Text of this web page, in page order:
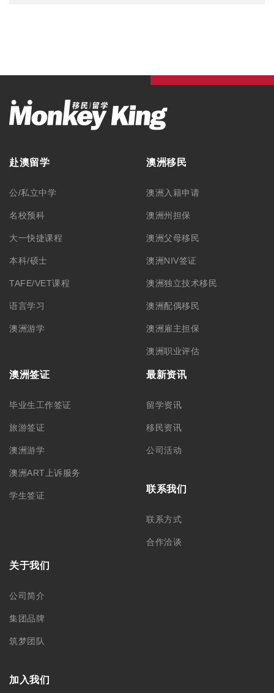
赴澳留学
公/私立中学
名校预科
大一快捷课程
本科/硕士
TAFE/VET课程
语言学习
澳洲游学
澳洲移民
澳洲入籍申请
澳洲州担保
澳洲父母移民
澳洲NIV签证
澳洲独立技术移民
澳洲配偶移民
澳洲雇主担保
澳洲职业评估
澳洲签证
毕业生工作签证
旅游签证
澳洲游学
澳洲ART上诉服务
学生签证
最新资讯
留学资讯
移民资讯
公司活动
联系我们
联系方式
合作洽谈
关于我们
公司简介
集团品牌
筑梦团队
加入我们